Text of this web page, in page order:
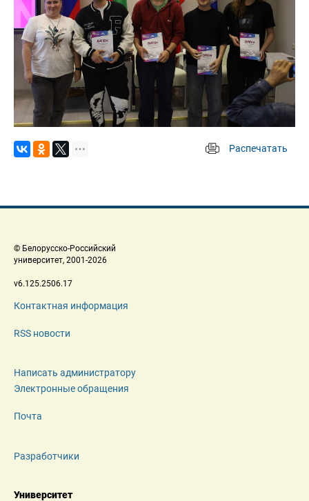
Распечатать
© Белорусско-Российский
университет, 2001-2026
v6.125.2506.17
Контактная информация
RSS новости
Написать администратору
Электронные обращения
Почта
Разработчики
Университет